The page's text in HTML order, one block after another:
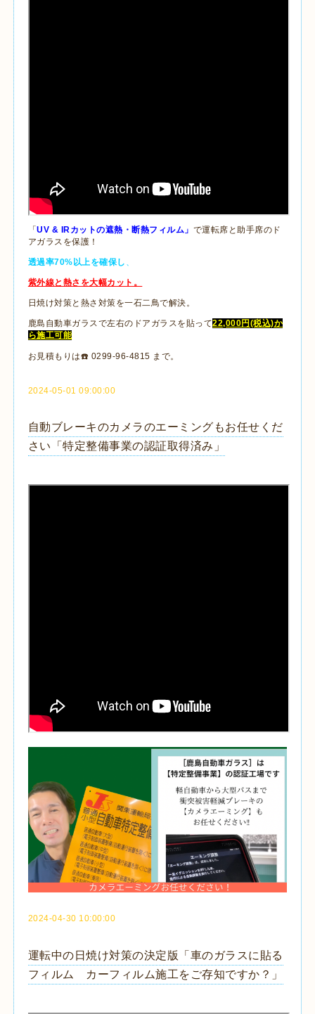
「UV & IRカットの遮熱・断熱フィルム」 で運転席と助手席のド
アガラスを保護！
透過率70%以上を確保し
紫外線と熱さを大幅カット。
日焼け対策と熱さ対策を一石二鳥で解決。
鹿島自動車ガラスで左右のドアガラスを貼って22,000円(税込)か
ら施工可能
お見積もりは☎️ 0299-96-4815 まで。
2024-05-01 09:00:00
自動ブレーキのカメラのエーミングもお任せくだ
さい「特定整備事業の認証取得済み」
2024-04-30 10:00:00
運転中の日焼け対策の決定版「車のガラスに貼る
フィルム カーフィルム施工をご存知ですか？」